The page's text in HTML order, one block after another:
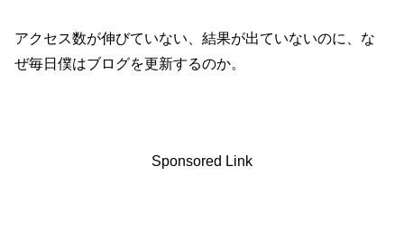
アクセス数が伸びていない、結果が出ていないのに、な
ぜ毎日僕はブログを更新するのか。
Sponsored Link